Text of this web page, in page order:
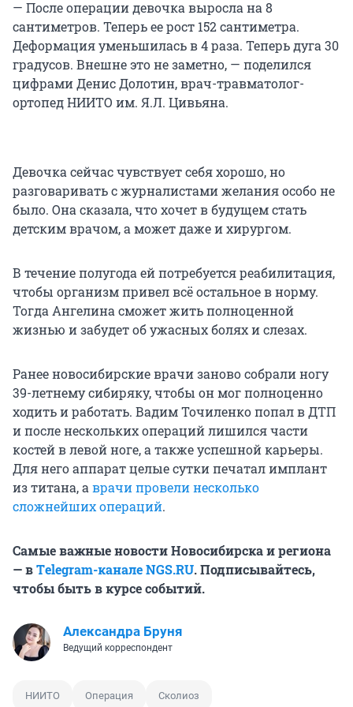
— После операции девочка выросла на 8
сантиметров. Теперь ее рост 152 сантиметра.
Деформация уменьшилась в 4 раза. Теперь дуга 30
градусов. Внешне это не заметно, — поделился
цифрами Денис Долотин, врач-травматолог-
ортопед НИИТО им. Я.Л. Цивьяна.
Девочка сейчас чувствует себя хорошо, но
разговаривать с журналистами желания особо не
было. Она сказала, что хочет в будущем стать
детским врачом, а может даже и хирургом.
В течение полугода ей потребуется реабилитация,
чтобы организм привел всё остальное в норму.
Тогда Ангелина сможет жить полноценной
жизнью и забудет об ужасных болях и слезах.
Ранее новосибирские врачи заново собрали ногу
39-летнему сибиряку, чтобы он мог полноценно
ходить и работать. Вадим Точиленко попал в ДТП
и после нескольких операций лишился части
костей в левой ноге, а также успешной карьеры.
Для него аппарат целые сутки печатал имплант
из титана, аврачи провели несколько
сложнейших операций.
Самые важные новости Новосибирска и региона
— вТelegram-канале NGS.RU. Подписывайтесь,
чтобы быть в курсе событий.
Александра Бруня
Ведущий корреспондент
НИИТО Операция Сколиоз